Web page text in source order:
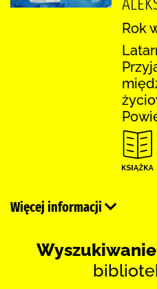
Rok
Więcej informacji